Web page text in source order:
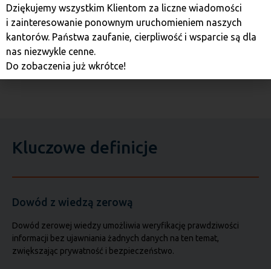
przed zagrożeniami z sieci.Trezorto niezawodne
narzędzie dla każdego, kto pragnie mieć pełną kontrolę
nad swoimiaktywamicyfrowymi, zarówno w
przypadku inwestowania na giełdach, jak i
długoterminowego przechowywania kryptowalut.
Kluczowe definicje
Dowód z wiedzą zerową
Dowód zerowej wiedzy umożliwia weryfikację prawdziwości
informacji bez ujawniania żadnych danych na ten temat,
zwiększając prywatność i bezpieczeństwo.
Dziękujemy wszystkim Klientom za liczne wiadomości
i zainteresowanie ponownym uruchomieniem naszych
kantorów. Państwa zaufanie, cierpliwość i wsparcie są dla
nas niezwykle cenne.
Do zobaczenia już wkrótce!